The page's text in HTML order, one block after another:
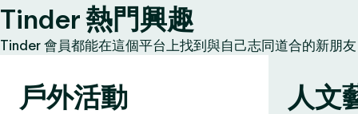
Tinder 熱門興趣
Tinder 會員都能在這個平台上找到與自己志同道合的新朋
戶外活動 人文